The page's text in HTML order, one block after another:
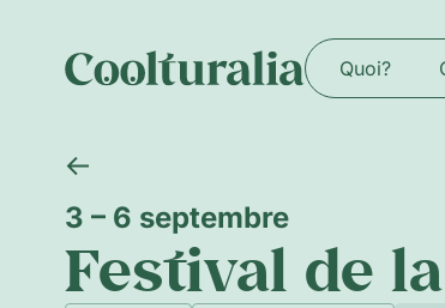
Quoi?
3 – 6 septembre
Festival de